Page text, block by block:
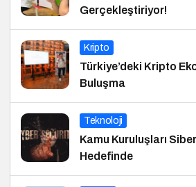
Gerçekleştiriyor!
Kripto
Türkiye’deki Kripto
Buluşma
Teknoloji
Kamu Kuruluşları
Hedefinde